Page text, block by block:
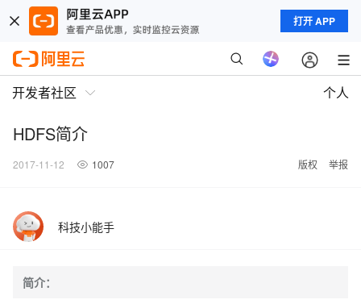
打开 APP
开发者社区 个人
HDFS简介
2017-11-12 1007 版权 举报
科技小能手
简介：